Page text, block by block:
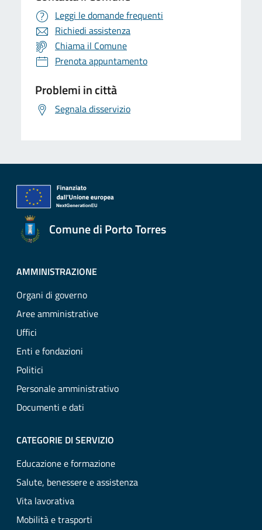
Leggi le domande frequenti
Richiedi assistenza
Chiama il Comune
Prenota appuntamento
Problemi in città
Segnala disservizio
Comune di Porto Torres
AMMINISTRAZIONE
Organi di governo
Aree amministrative
Uffici
Enti e fondazioni
Politici
Personale amministrativo
Documenti e dati
CATEGORIE DI SERVIZIO
Educazione e formazione
Salute, benessere e assistenza
Vita lavorativa
Mobilità e trasporti